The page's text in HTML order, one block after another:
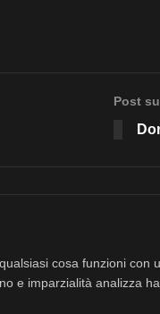
Post
cosa funzioni
e imparzialità analizza